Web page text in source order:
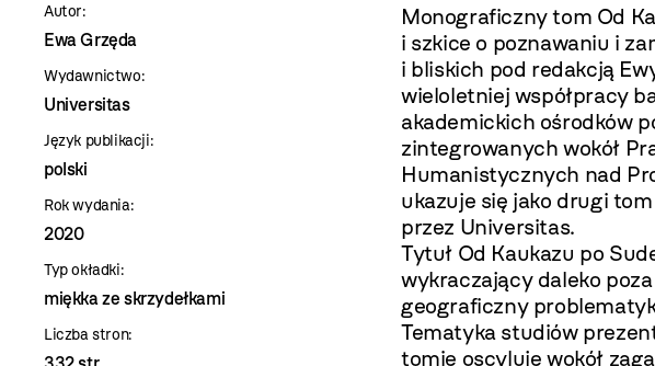
Autor:
Ewa Grzęda
Wydawnictwo:
Universitas
Język publikacji:
polski
Rok wydania:
2020
Typ okładki:
miękka ze skrzydełkami
Liczba stron:
Monograficzny tom Od
i szkice o poznawaniu i
i bliskich pod redakcją
wieloletniej współpracy
akademickich ośrodków
zintegrowanych wokół
Humanistycznych nad
ukazuje się jako drugi
przez Universitas.
Tytuł Od Kaukazu po
wykraczający daleko
geograficzny
Tematyka studiów
tomie oscyluje wokół